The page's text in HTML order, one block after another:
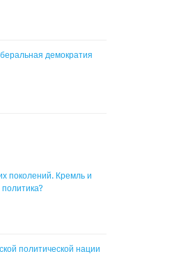
демократия
поколений. Кремль и
политической нации